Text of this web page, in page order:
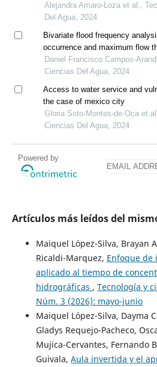
Alejandra Amaro-Loza et al.,
Del Agua, 2024
Bivariate flood frequency
occurrence and maximum flow
functions
Daniel Francisco Campos-
Ciencias Del Agua, 2024
Access to water service and
the case of mexico city
Gloria Soto-Montes-de-Oca et
Ciencias Del Agua, 2024
Powered by
Artículos más leídos del
Maiquel López-Silva, Brayan
Ricaldi-Marquez, Enfoque
aplicado al tiempo de
hidrográficas , Tecnología y
Núm. 3 (2026): mayo-junio
Maiquel López-Silva, Dayma
Gladys Requejo-Pacheco,
Mujica-Cervantes, Fernando
Guivala, Aula invertida y el